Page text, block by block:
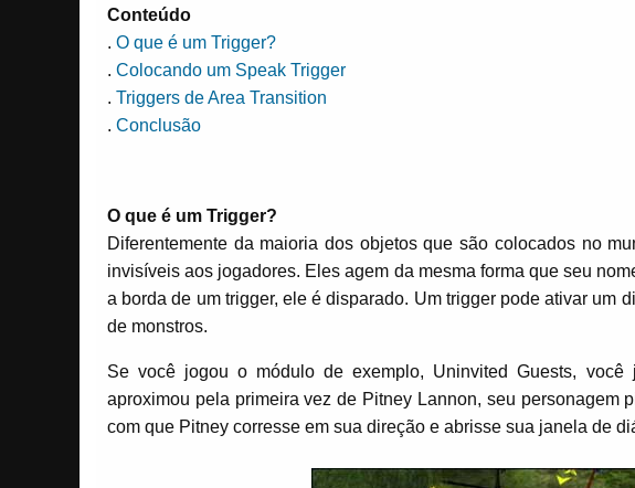
Conteúdo
. O que é um Trigger?
. Colocando um Speak Trigger
. Triggers de Area Transition
. Conclusão
O que é um Trigger?
Diferentemente da maioria dos objetos que são colocados no
invisíveis aos jogadores. Eles agem da mesma forma que seu
a borda de um trigger, ele é disparado. Um trigger pode ativar um
de monstros.
Se você jogou o módulo de exemplo, Uninvited Guests,
aproximou pela primeira vez de Pitney Lannon, seu personagem
com que Pitney corresse em sua direção e abrisse sua janela de